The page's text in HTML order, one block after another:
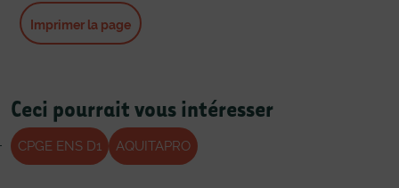
Imprimer la page
Ceci pourrait vous intéresser
CPGE ENS D1 AQUITAPRO